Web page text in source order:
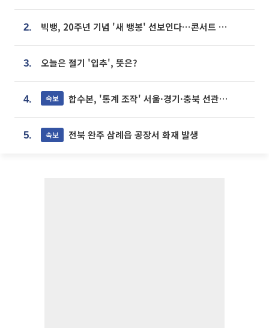
2. 빅뱅, 20주년 기념 '새 뱅봉' 선보인다⋯콘서트 앞두고 팝업 개최
3. 오늘은 절기 '입추', 뜻은?
4. 속보 합수본, '통계 조작' 서울·경기·충북 선관위 등 추가 압수수색
5. 속보 전북 완주 삼례읍 공장서 화재 발생